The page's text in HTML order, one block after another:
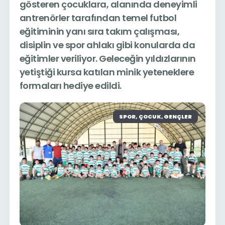
gösteren çocuklara, alanında deneyimli
antrenörler tarafından temel futbol
eğitiminin yanı sıra takım çalışması,
disiplin ve spor ahlakı gibi konularda da
eğitimler veriliyor. Geleceğin yıldızlarının
yetiştiği kursa katılan minik yeteneklere
formaları hediye edildi.
SPOR, ÇOCUK, GENÇLER